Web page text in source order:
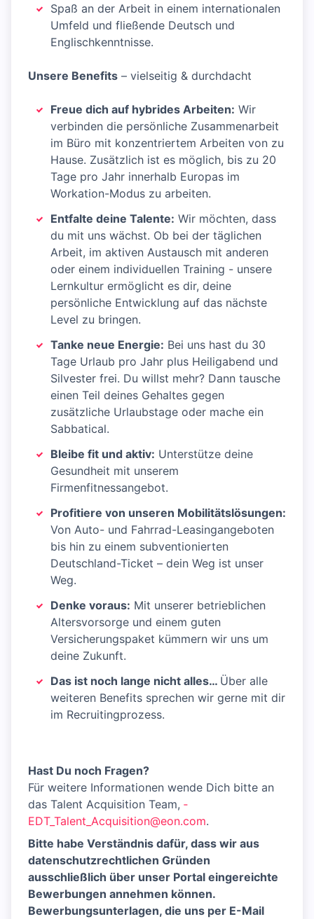
Spaß an der Arbeit in einem internationalen
Umfeld und fließende Deutsch und
Englischkenntnisse.
Unsere Benefits – vielseitig & durchdacht​
Freue dich auf hybrides Arbeiten: Wir
verbinden die persönliche Zusammenarbeit
im Büro mit konzentriertem Arbeiten von zu
Hause. Zusätzlich ist es möglich, bis zu 20
Tage pro Jahr innerhalb Europas im
Workation-Modus zu arbeiten.​
Entfalte deine Talente: Wir möchten, dass
du mit uns wächst. Ob bei der täglichen
Arbeit, im aktiven Austausch mit anderen
oder einem individuellen Training - unsere
Lernkultur ermöglicht es dir, deine
persönliche Entwicklung auf das nächste
Level zu bringen. ​
Tanke neue Energie: Bei uns hast du 30
Tage Urlaub pro Jahr plus Heiligabend und
Silvester frei. Du willst mehr? Dann tausche
einen Teil deines Gehaltes gegen
zusätzliche Urlaubstage oder mache ein
Sabbatical.​
Bleibe fit und aktiv: Unterstütze deine
Gesundheit mit unserem
Firmenfitnessangebot.​
Profitiere von unseren Mobilitätslösungen:
Von Auto- und Fahrrad-Leasingangeboten
bis hin zu einem subventionierten
Deutschland-Ticket – dein Weg ist unser
Weg. ​
Denke voraus: Mit unserer betrieblichen
Altersvorsorge und einem guten
Versicherungspaket kümmern wir uns um
deine Zukunft. ​
Das ist noch lange nicht alles… Über alle
weiteren Benefits sprechen wir gerne mit dir
im Recruitingprozess.
Hast Du noch Fragen?
Für weitere Informationen wende Dich bitte an
das Talent Acquisition Team, ­
EDT_Talent_Acquisition@eon.com.
Bitte habe Verständnis dafür, dass wir aus
datenschutzrechtlichen Gründen
ausschließlich über unser Portal eingereichte
Bewerbungen annehmen können.
Bewerbungsunterlagen, die uns per E-Mail